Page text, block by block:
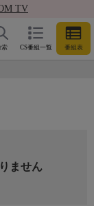
TV
CS番組一覧 番組表
索
ません